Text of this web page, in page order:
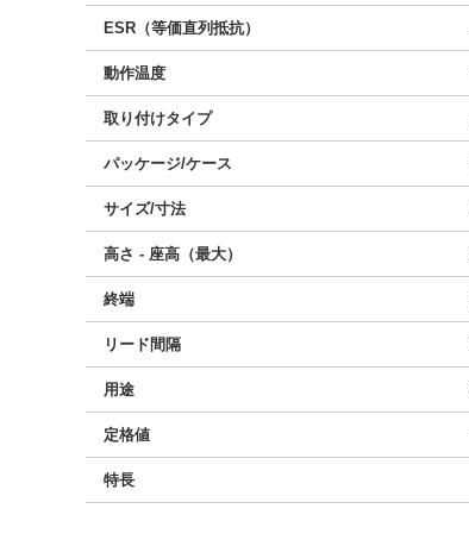
ESR（等価直列抵抗）
動作温度
取り付けタイプ
パッケージ/ケース
サイズ/寸法
高さ - 座高（最大）
終端
リード間隔
用途
定格値
特長